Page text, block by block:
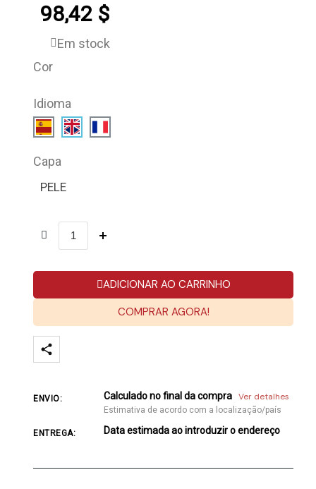
98,42 $
Em stock
Cor
Idioma
Capa
PELE
ADICIONAR AO CARRINHO
COMPRAR AGORA!
ENVIO: Calculado no final da compra Ver detalhes
Estimativa de acordo com a localização/país
ENTREGA: Data estimada ao introduzir o endereço